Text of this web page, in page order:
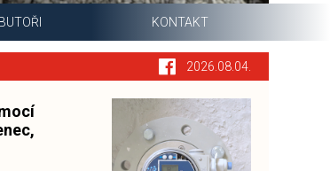
KONTAKT
2026.08.04.